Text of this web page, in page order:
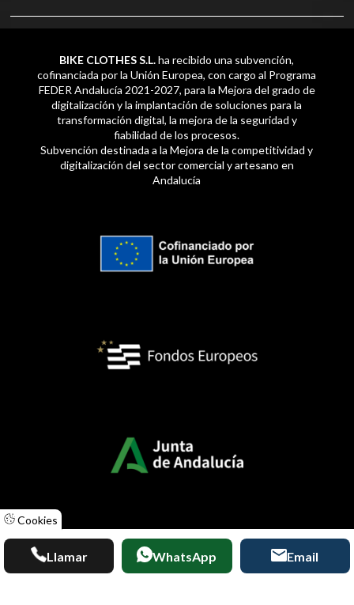
BIKE CLOTHES S.L.ha recibido una subvención,
cofinanciada por la Unión Europea, con cargo al Programa
FEDER Andalucía 2021-2027, para la Mejora del grado de
digitalización y la implantación de soluciones para la
transformación digital, la mejora de la seguridad y
fiabilidad de los procesos.
Subvención destinada a la Mejora de la competitividad y
digitalización del sector comercial y artesano en
Andalucía
Cookies
Llamar WhatsApp Email